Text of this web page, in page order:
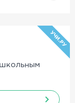
УЧИ.РУ